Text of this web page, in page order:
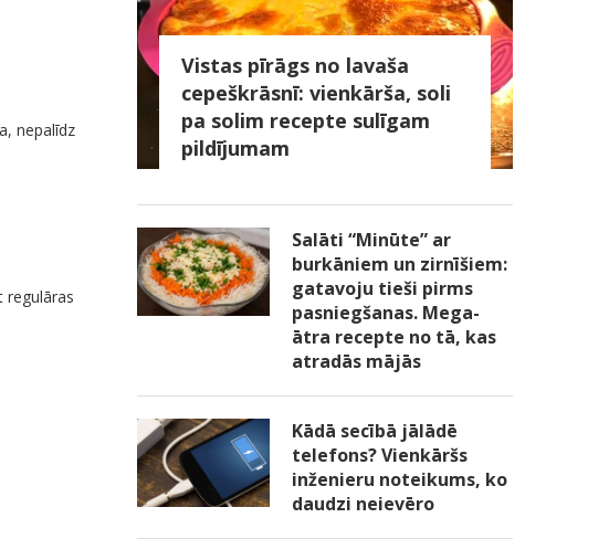
nepalīdz
regulāras
Vistas pīrāgs no lavaša
cepeškrāsnī: vienkārša, soli
pa solim recepte sulīgam
pildījumam
Salāti “Minūte” ar
burkāniem un zirnīšiem:
gatavoju tieši pirms
pasniegšanas. Mega-
ātra recepte no tā, kas
atradās mājās
Kādā secībā jālādē
telefons? Vienkāršs
inženieru noteikums, ko
daudzi neievēro